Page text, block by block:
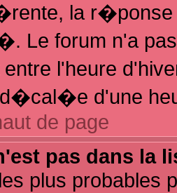
la
Le forum n'a
entre l'heure
d'une
de page
pas dans la
plus probables